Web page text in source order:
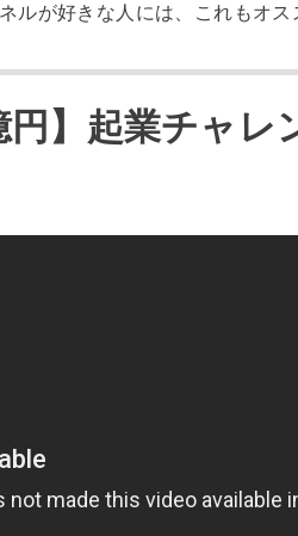
ルが好きな人には、これもオス
円】起業チャレ